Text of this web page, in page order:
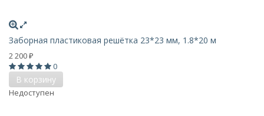
Заборная пластиковая решётка 23*23 мм, 1.8*20 м
2 200 ₽
0
В корзину
Недоступен